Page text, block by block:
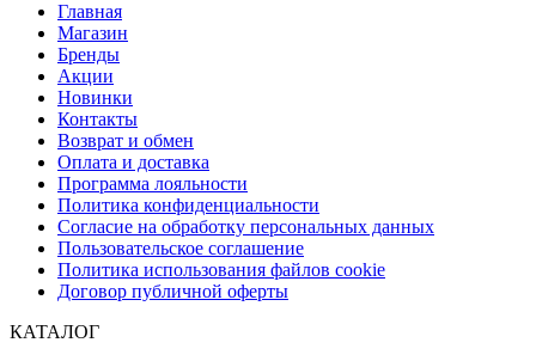
Главная
Магазин
Бренды
Акции
Новинки
Контакты
Возврат и обмен
Оплата и доставка
Программа лояльности
Политика конфиденциальности
Согласие на обработку персональных данных
Пользовательское соглашение
Политика использования файлов cookie
Договор публичной оферты
КАТАЛОГ